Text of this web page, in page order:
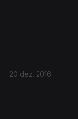
20 dez. 2016